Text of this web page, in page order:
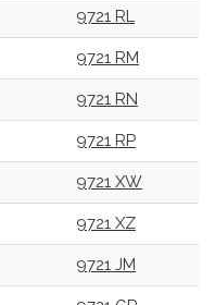
9721 RL
9721 RM
9721 RN
9721 RP
9721 XW
9721 XZ
9721 JM